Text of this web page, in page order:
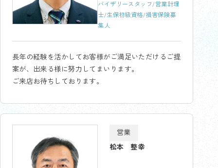
バイザリースタッフ/営業計理
士/生保初級資格/損害保険募
集人
長年の経験を活かしてお客様がご満足いただけるご提
案が、出来る様に努力してまいります。
ご来店お待ちしております。
営業
松本 整幸